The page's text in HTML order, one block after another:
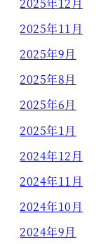
2025年11月
2025年9月
2025年8月
2025年6月
2025年1月
2024年12月
2024年11月
2024年10月
2024年9月